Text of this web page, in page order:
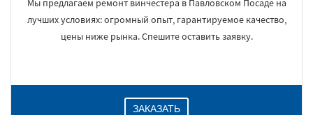
Мы предлагаем ремонт винчестера в Павловском Посаде на
лучших условиях: огромный опыт, гарантируемое качество,
цены ниже рынка. Спешите оставить заявку.
ЗАКАЗАТЬ